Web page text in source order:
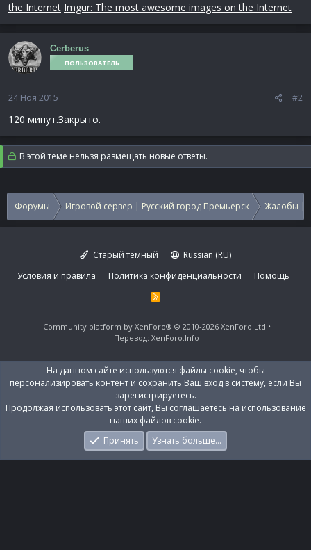
the Internet Imgur: The most awesome images on the Internet
Cerberus
ПОЛЬЗОВАТЕЛЬ
24 Ноя 2015 #2
120 минут.Закрыто.
В этой теме нельзя размещать новые ответы.
Форумы Игровой сервер | Русский город Премьерск Жалобы |
Старый тёмный
Russian (RU)
Условия и правила
Политика конфиденциальности Помощь
R
S
Community platform by XenForo® © 2010-2026 XenForo Ltd
Перевод: XenForo.Info
На данном сайте используются файлы cookie, чтобы
персонализировать контент и сохранить Ваш вход в систему, если Вы
зарегистрируетесь.
Продолжая использовать этот сайт, Вы соглашаетесь на использование
наших файлов cookie.
Принять
Узнать больше…